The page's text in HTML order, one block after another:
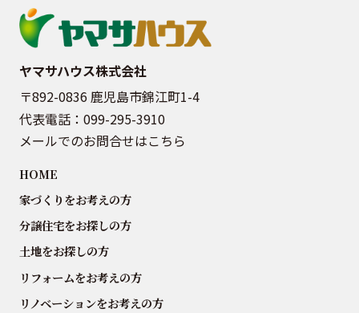
ヤマサハウス株式会社
〒892-0836 鹿児島市錦江町1-4
代表電話： 099-295-3910
メールでのお問合せはこちら
HOME
家づくりをお考えの方
分譲住宅をお探しの方
土地をお探しの方
リフォームをお考えの方
リノベーションをお考えの方